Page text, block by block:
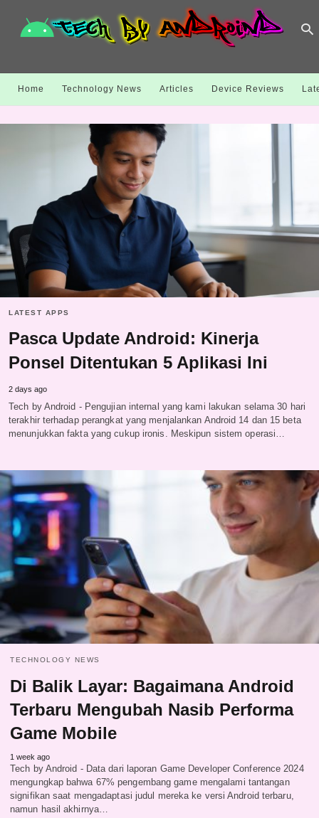
Home Technology News Articles Device Reviews
LATEST APPS
Pasca Update Android: Kinerja
Ponsel Ditentukan 5 Aplikasi Ini
2 days ago
Tech by Android - Pengujian internal yang kami lakukan selama 30 hari
terakhir terhadap perangkat yang menjalankan Android 14 dan 15 beta
menunjukkan fakta yang cukup ironis. Meskipun sistem operasi…
TECHNOLOGY NEWS
Di Balik Layar: Bagaimana Android
Terbaru Mengubah Nasib Performa
Game Mobile
1 week ago
Tech by Android - Data dari laporan Game Developer Conference 2024
mengungkap bahwa 67% pengembang game mengalami tantangan
signifikan saat mengadaptasi judul mereka ke versi Android terbaru,
namun hasil akhirnya…